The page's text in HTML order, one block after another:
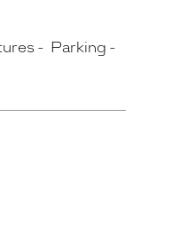
Parking